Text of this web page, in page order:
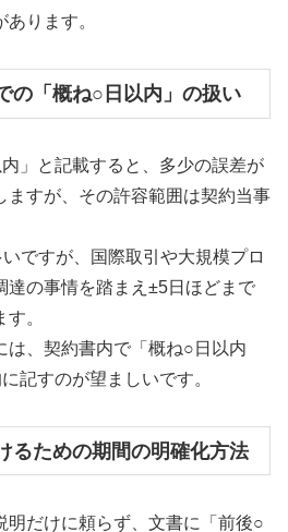
ります。
の「概ね○日以内」の扱い
」と記載すると、多少の誤差が
ますが、その許容範囲は契約当事
ですが、国際取引や大規模プロ
達の事情を踏まえ±5日ほどまで
。
は、契約書内で「概ね○日以内
記すのが望ましいです。
るための期間の明確化方法
明だけに頼らず、文書に「前後○